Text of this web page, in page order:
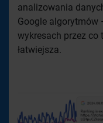
analizowania
Google
wykresach przez co
łatwiejsza.